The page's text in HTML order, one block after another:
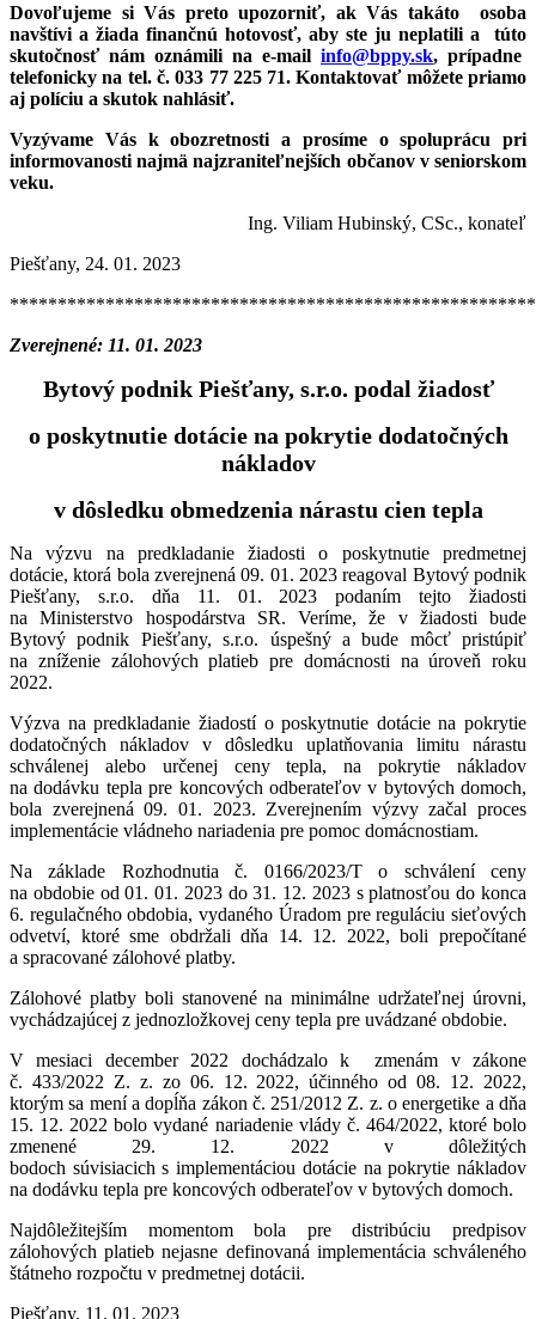
Dovoľujeme si Vás preto upozorniť, ak Vás takáto osoba
navštívi a žiada finančnú hotovosť, aby ste ju neplatili a túto
skutočnosť nám oznámili na e-mail info@bppy.sk, prípadne
telefonicky na tel. č. 033 77 225 71. Kontaktovať môžete priamo
aj políciu a skutok nahlásiť.
Vyzývame Vás k obozretnosti a prosíme o spoluprácu pri
informovanosti najmä najzraniteľnejších občanov v seniorskom
veku.
Ing. Viliam Hubinský, CSc., konateľ
Piešťany, 24. 01. 2023
Zverejnené: 11. 01. 2023
Bytový podnik Piešťany, s.r.o. podal žiadosť
o poskytnutie dotácie na pokrytie dodatočných
nákladov
v dôsledku obmedzenia nárastu cien tepla
Na výzvu na predkladanie žiadosti o poskytnutie predmetnej
dotácie, ktorá bola zverejnená 09. 01. 2023 reagoval Bytový podnik
Piešťany, s.r.o. dňa 11. 01. 2023 podaním tejto žiadosti
na Ministerstvo hospodárstva SR. Veríme, že v žiadosti bude
Bytový podnik Piešťany, s.r.o. úspešný a bude môcť pristúpiť
na zníženie zálohových platieb pre domácnosti na úroveň roku
2022.
Výzva na predkladanie žiadostí o poskytnutie dotácie na pokrytie
dodatočných nákladov v dôsledku uplatňovania limitu nárastu
schválenej alebo určenej ceny tepla, na pokrytie nákladov
na dodávku tepla pre koncových odberateľov v bytových domoch,
bola zverejnená 09. 01. 2023. Zverejnením výzvy začal proces
implementácie vládneho nariadenia pre pomoc domácnostiam.
Na základe Rozhodnutia č. 0166/2023/T o schválení ceny
na obdobie od 01. 01. 2023 do 31. 12. 2023 s platnosťou do konca
6. regulačného obdobia, vydaného Úradom pre reguláciu sieťových
odvetví, ktoré sme obdržali dňa 14. 12. 2022, boli prepočítané
a spracované zálohové platby.
Zálohové platby boli stanovené na minimálne udržateľnej úrovni,
vychádzajúcej z jednozložkovej ceny tepla pre uvádzané obdobie.
V mesiaci december 2022 dochádzalo k zmenám v zákone
č. 433/2022 Z. z. zo 06. 12. 2022, účinného od 08. 12. 2022,
ktorým sa mení a dopĺňa zákon č. 251/2012 Z. z. o energetike a dňa
15. 12. 2022 bolo vydané nariadenie vlády č. 464/2022, ktoré bolo
zmenené 29. 12. 2022 v dôležitých
bodoch súvisiacich s implementáciou dotácie na pokrytie nákladov
na dodávku tepla pre koncových odberateľov v bytových domoch.
Najdôležitejším momentom bola pre distribúciu predpisov
zálohových platieb nejasne definovaná implementácia schváleného
štátneho rozpočtu v predmetnej dotácii.
Piešťany, 11. 01. 2023